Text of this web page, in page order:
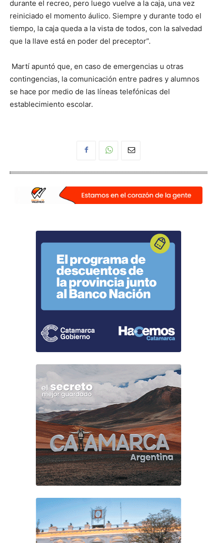
durante el recreo, pero luego vuelve a la caja, una vez
reiniciado el momento áulico. Siempre y durante todo el
tiempo, la caja queda a la vista de todos, con la salvedad
que la llave está en poder del preceptor”.
Martí apuntó que, en caso de emergencias u otras
contingencias, la comunicación entre padres y alumnos
se hace por medio de las líneas telefónicas del
establecimiento escolar.